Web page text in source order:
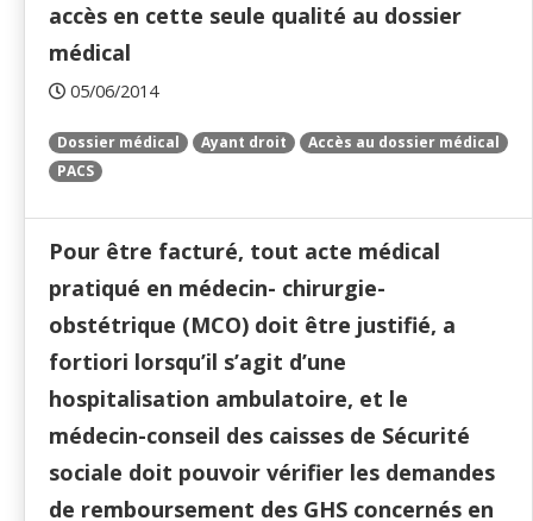
accès en cette seule qualité au dossier
médical
05/06/2014
Dossier médical Ayant droit
Accès au dossier médical
PACS
Pour être facturé, tout acte médical
pratiqué en médecin- chirurgie-
obstétrique (MCO) doit être justifié, a
fortiori lorsqu’il s’agit d’une
hospitalisation ambulatoire, et le
médecin-conseil des caisses de Sécurité
sociale doit pouvoir vérifier les demandes
de remboursement des GHS concernés en